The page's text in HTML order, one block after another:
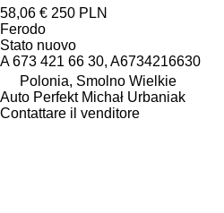
58,06 € 250 PLN
Ferodo
Stato nuovo
A 673 421 66 30, A6734216630
Polonia, Smolno Wielkie
Auto Perfekt Michał Urbaniak
Contattare il venditore